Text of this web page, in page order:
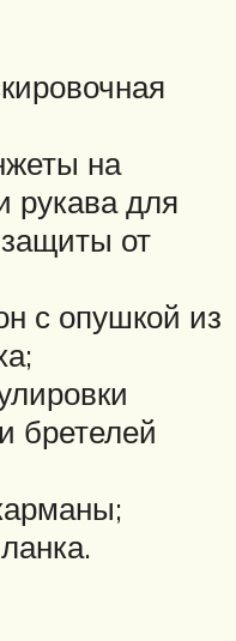
на
рукава для
от
с опушкой из
бретелей